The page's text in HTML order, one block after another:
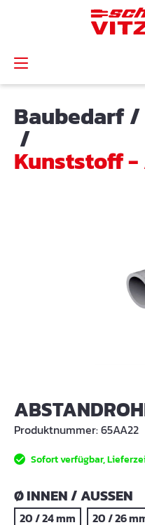
Baubedarf/
/
Kunststoff
Produktnummer:65AA22
Sofort verfügbar,
Ø INNEN / AUSSEN
20 / 24 mm 20 / 26